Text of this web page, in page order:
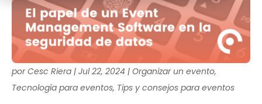
porCesc Riera | Jul 22, 2024 | Organizar un evento,
Tecnología para eventos, Tips y consejos para eventos